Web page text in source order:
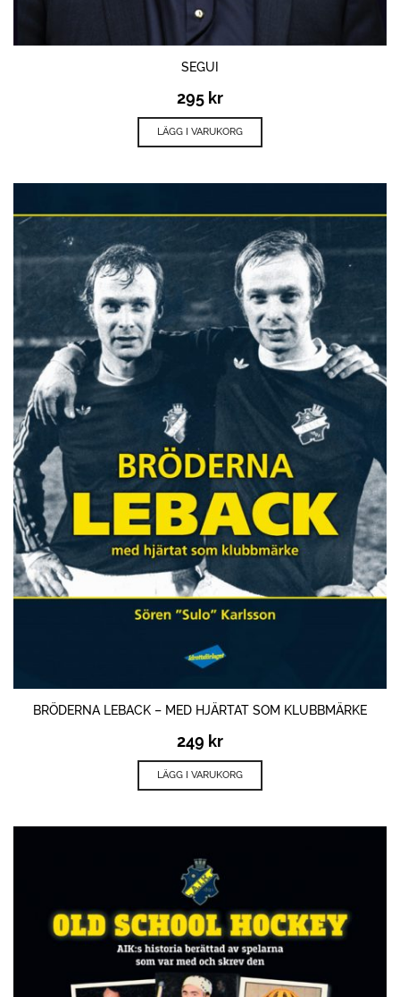
SEGUI
295 kr
LÄGG I VARUKORG
BRÖDERNA LEBACK – MED HJÄRTAT SOM KLUBBMÄRKE
249 kr
LÄGG I VARUKORG